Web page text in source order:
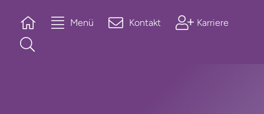
Menü Kontakt Karriere